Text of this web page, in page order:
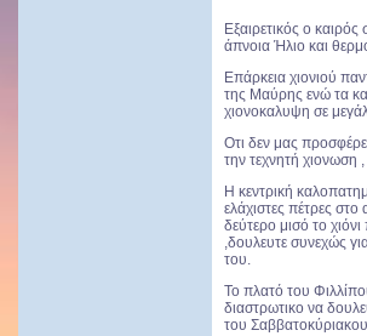
Εξαιρετικός ο
άπνοια Ήλιο και
Επάρκεια χιονιού
της Μαύρης ενώ τα
χιονοκαλυψη σε
Οτι δεν μας
την τεχνητή χιονωση ,
Η κεντρική
ελάχιστες πέτρες
δεύτερο μισό το
,δουλευτε συνεχώς
του.
Το πλατό του
διαστρωτικο να
του